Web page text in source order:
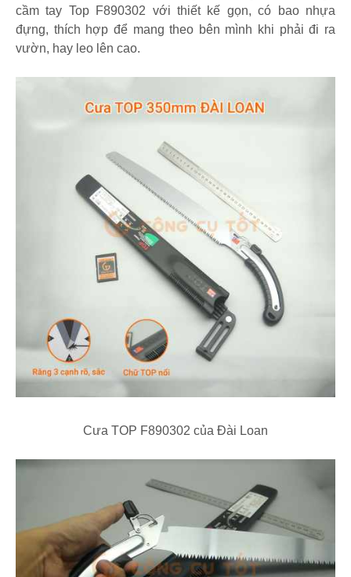
cầm tay Top F890302 với thiết kế gọn, có bao nhựa
đựng, thích hợp để mang theo bên mình khi phải đi ra
vườn, hay leo lên cao.
Cưa TOP F890302 của Đài Loan